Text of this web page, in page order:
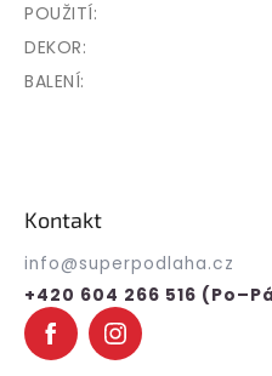
POUŽITÍ:
DEKOR:
BALENÍ:
Kontakt
info@superpodlaha.cz
+420 604 266 516